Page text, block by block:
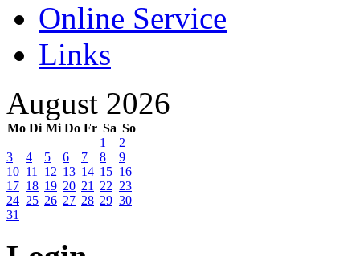
Online Service
Links
August 2026
Mo Di Mi Do Fr Sa So
1
2
3
4 5 6 7 8
9
10 11 12 13 14 15 16
17 18 19 20 21 22 23
24 25 26 27 28 29 30
31